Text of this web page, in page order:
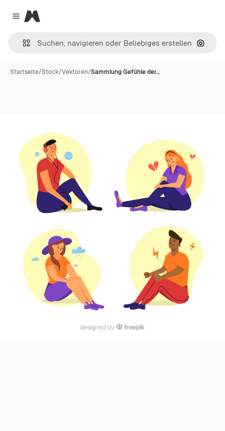
Close menu
Magnific
Nach
Startseite/Stock/Vektoren/Sammlung Gefühle der…